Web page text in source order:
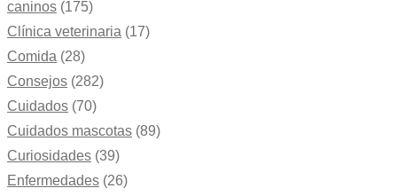
caninos (175)
Clínica veterinaria (17)
Comida (28)
Consejos (282)
Cuidados (70)
Cuidados mascotas (89)
Curiosidades (39)
Enfermedades (26)